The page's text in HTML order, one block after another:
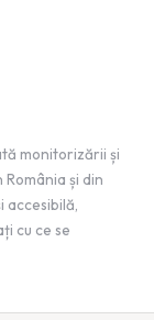
monitorizării și
și din
accesibilă,
cu ce se